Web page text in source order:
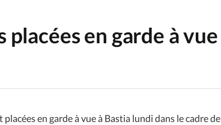
en garde à vue
en garde à vue à Bastia lundi dans le cadre de